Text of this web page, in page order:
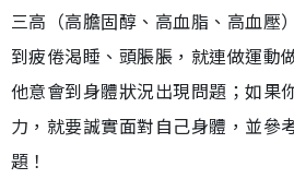
三高（高膽固醇、高血脂、高血壓
到疲倦渴睡、頭脹脹，就連做運動
他意會到身體狀況出現問題；如果
力，就要誠實面對自己身體，並參
題！